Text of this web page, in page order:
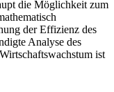
die Möglichkeit zum
der Effizienz des
Analyse des
ist